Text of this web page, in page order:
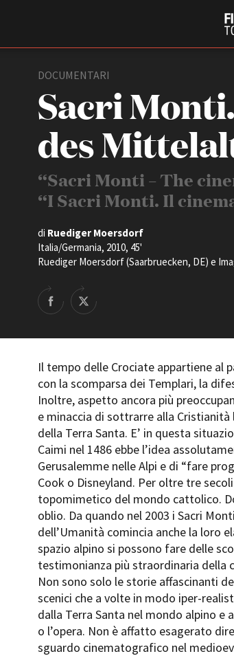
Chi siamo
Storia della Fondazione
Bilancio sociale
Bandi e gare
Sostenibilità ambientale
Servizi generali
Location scouting
Spazi nella sede FCTP
Sala Casting
Sala Paolo Tenna
FILM FUNDS
Piemonte Film Tv Fund
Piemonte Film Tv Development Fund
Piemonte Doc Film Fund
Short Film Fund
Strutture
FILM
BOOK
NEWS
EVENTI,
TFI
Days
Avenue
Guarda
La
Torino
Open Day
Ciak in
DOCUMENTARI
Sacri
des
“Sacri Monti – The
“I Sacri Monti. Il
di Ruediger Moersdorf
Italia/Germania, 2010, 45'
Ruediger Moersdorf (Saarbruecken, DE) e
Il tempo delle Crociate appartiene al
con la scomparsa dei Templari, la
Inoltre, aspetto ancora più
e minaccia di sottrarre alla
della Terra Santa. E’ in questa
Caimi nel 1486 ebbe l’idea
Gerusalemme nelle Alpi e di “fare
Cook o Disneyland. Per oltre tre
topomimetico del mondo cattolico.
oblio. Da quando nel 2003 i Sacri
dell’Umanità comincia anche la loro
spazio alpino si possono fare delle
testimonianza più straordinaria della
Non sono solo le storie affascinanti
scenici che a volte in modo iper-
dalla Terra Santa nel mondo alpino
o l’opera. Non è affatto esagerato
sguardo cinematografico nel